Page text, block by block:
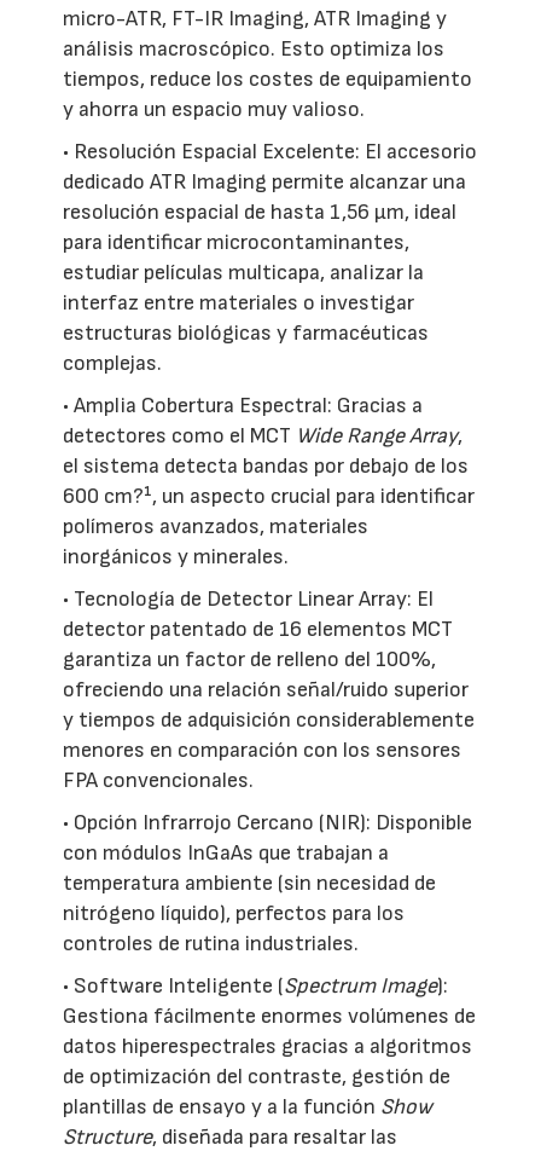
micro-ATR, FT-IR Imaging, ATR Imaging y
análisis macroscópico. Esto optimiza los
tiempos, reduce los costes de equipamiento
y ahorra un espacio muy valioso.
• Resolución Espacial Excelente: El accesorio
dedicado ATR Imaging permite alcanzar una
resolución espacial de hasta 1,56 µm, ideal
para identificar microcontaminantes,
estudiar películas multicapa, analizar la
interfaz entre materiales o investigar
estructuras biológicas y farmacéuticas
complejas.
• Amplia Cobertura Espectral: Gracias a
detectores como el MCT Wide Range Array,
el sistema detecta bandas por debajo de los
600 cm?¹, un aspecto crucial para identificar
polímeros avanzados, materiales
inorgánicos y minerales.
• Tecnología de Detector Linear Array: El
detector patentado de 16 elementos MCT
garantiza un factor de relleno del 100%,
ofreciendo una relación señal/ruido superior
y tiempos de adquisición considerablemente
menores en comparación con los sensores
FPA convencionales.
• Opción Infrarrojo Cercano (NIR): Disponible
con módulos InGaAs que trabajan a
temperatura ambiente (sin necesidad de
nitrógeno líquido), perfectos para los
controles de rutina industriales.
• Software Inteligente (Spectrum Image):
Gestiona fácilmente enormes volúmenes de
datos hiperespectrales gracias a algoritmos
de optimización del contraste, gestión de
plantillas de ensayo y a la función Show
Structure, diseñada para resaltar las